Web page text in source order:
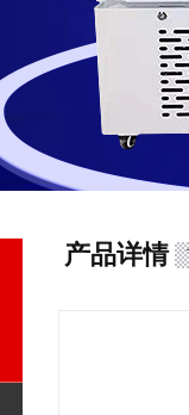
产品详情